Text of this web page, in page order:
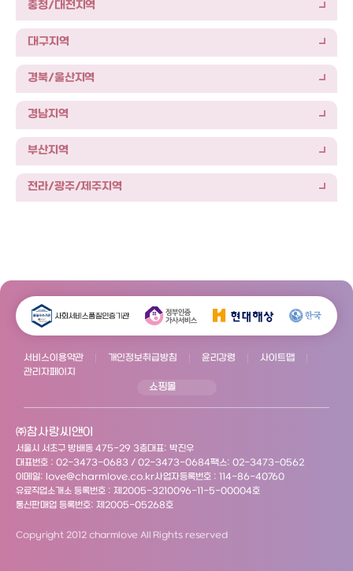
충청/대전지역
대구지역
경북/울산지역
경남지역
부산지역
전라/광주/제주지역
서비스이용약관 개인정보취급방침 윤리강령
사이트맵
관리자페이지
쇼핑몰
㈜참사랑씨앤이
서울시 서초구 방배동 475-29 3층대표: 박진우
대표번호 : 02-3473-0683 / 02-3473-0684팩스: 02-3473-0562
이메일: love@charmlove.co.kr사업자등록번호 : 114-86-40760
유료직업소개소 등록번호 : 제2005-3210096-11-5-00004호
통신판매업 등록번호: 제2005-05268호
Copyright 2012 charmlove All Rights reserved